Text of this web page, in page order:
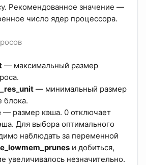
Рекомендованное значение —
число ядер процессора.
— максимальный размер
— минимальный размер
блока.
— размер кэша. 0 отключает
Для выбора оптимального
наблюдать за переменной
и добиться,
увеличивалось незначительно.